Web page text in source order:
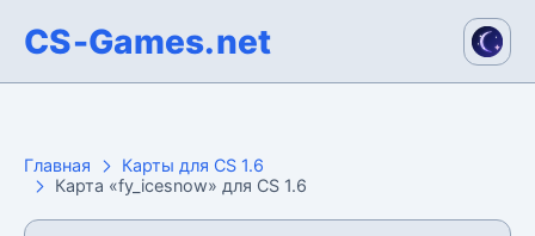
CS-Games.net
Главная
Карты для CS 1.6
Карта «fy_icesnow» для CS 1.6